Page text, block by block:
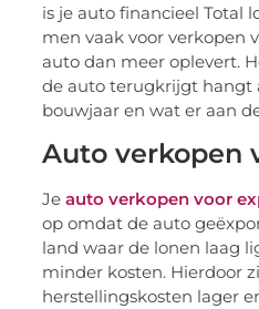
is je auto financieel Total
men vaak voor verkopen
auto dan meer oplevert.
de auto terugkrijgt hangt
bouwjaar en wat er aan
Auto verkopen
Jeauto verkopen voor
op omdat de auto
land waar de lonen laag
minder kosten. Hierdoor
herstellingskosten lager